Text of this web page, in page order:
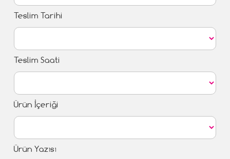
Teslim Tarihi
Teslim Saati
Ürün İçeriği
Ürün Yazısı